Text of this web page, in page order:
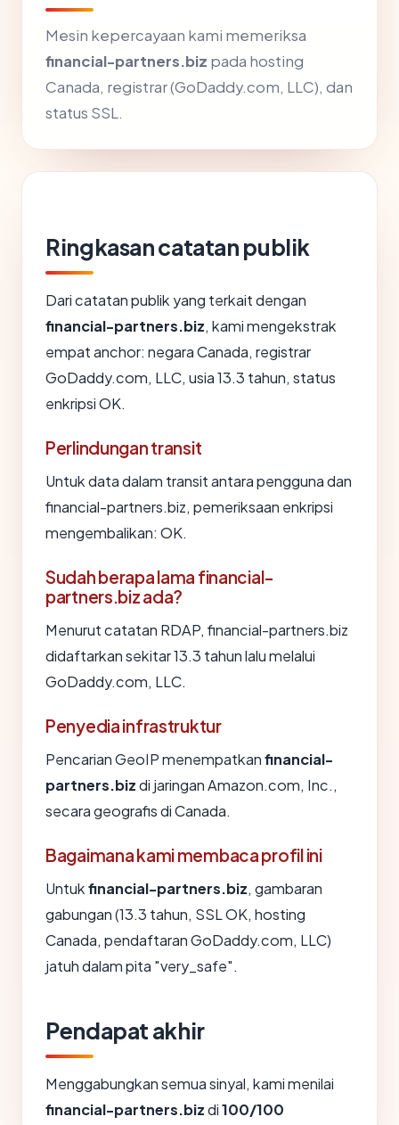
Mesin kepercayaan kami memeriksa
financial-partners.biz pada hosting
Canada, registrar (GoDaddy.com, LLC), dan
status SSL.
Ringkasan catatan publik
Dari catatan publik yang terkait dengan
financial-partners.biz, kami mengekstrak
empat anchor: negara Canada, registrar
GoDaddy.com, LLC, usia 13.3 tahun, status
enkripsi OK.
Perlindungan transit
Untuk data dalam transit antara pengguna dan
financial-partners.biz, pemeriksaan enkripsi
mengembalikan: OK.
Sudah berapa lama financial-
partners.biz ada?
Menurut catatan RDAP, financial-partners.biz
didaftarkan sekitar 13.3 tahun lalu melalui
GoDaddy.com, LLC.
Penyedia infrastruktur
Pencarian GeoIP menempatkanfinancial-
partners.bizdi jaringan Amazon.com, Inc.,
secara geografis di Canada.
Bagaimana kami membaca profil ini
Untukfinancial-partners.biz, gambaran
gabungan (13.3 tahun, SSL OK, hosting
Canada, pendaftaran GoDaddy.com, LLC)
jatuh dalam pita "very_safe".
Pendapat akhir
Menggabungkan semua sinyal, kami menilai
financial-partners.bizdi100/100